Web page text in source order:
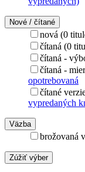
Nové / čítané
nová (0
čítaná (0
čítaná -
čítaná -
opotrebovaná
čítané
vypredaných
Väzba
brožovaná
Zúžiť výber